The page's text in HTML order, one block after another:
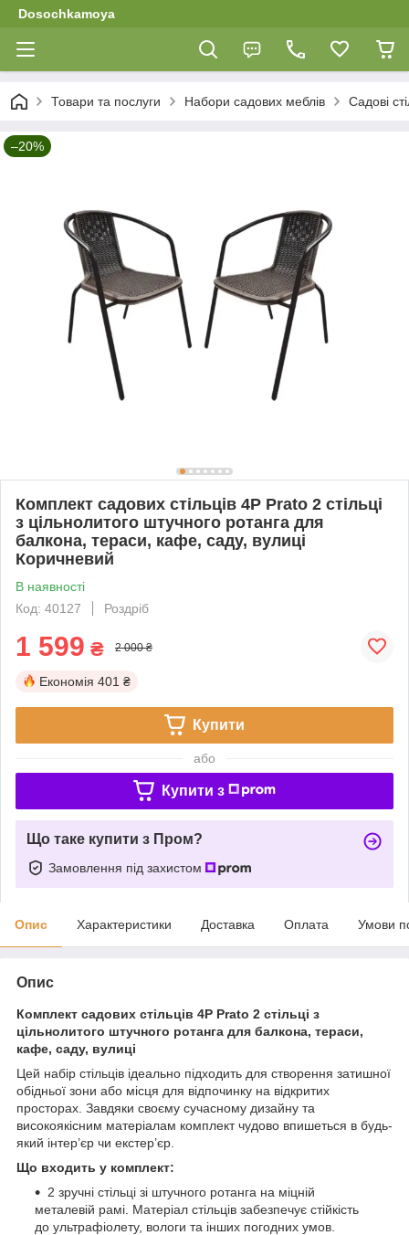
Dosochkamoya
Товари та послуги Набори садових меблів Садові
–20%
Комплект садових стільців 4P Prato 2 стільці
з цільнолитого штучного ротанга для
балкона, тераси, кафе, саду, вулиці
Коричневий
В наявності
Код: 40127
Роздріб
1 599 ₴ 2 000 ₴
Економія 401 ₴
Купити
або
Купити з
Що таке купити з Пром?
Замовлення під захистом
Опис Характеристики Доставка Оплата Умови
Опис
Комплект садових стільців 4P Prato 2 стільці з
цільнолитого штучного ротанга для балкона, тераси,
кафе, саду, вулиці
Цей набір стільців ідеально підходить для створення затишної
обідньої зони або місця для відпочинку на відкритих
просторах. Завдяки своєму сучасному дизайну та
високоякісним матеріалам комплект чудово впишеться в будь-
який інтер’єр чи екстер’єр.
Що входить у комплект:
2 зручні стільці зі штучного ротанга на міцній
металевій рамі. Матеріал стільців забезпечує стійкість
до ультрафіолету, вологи та інших погодних умов.